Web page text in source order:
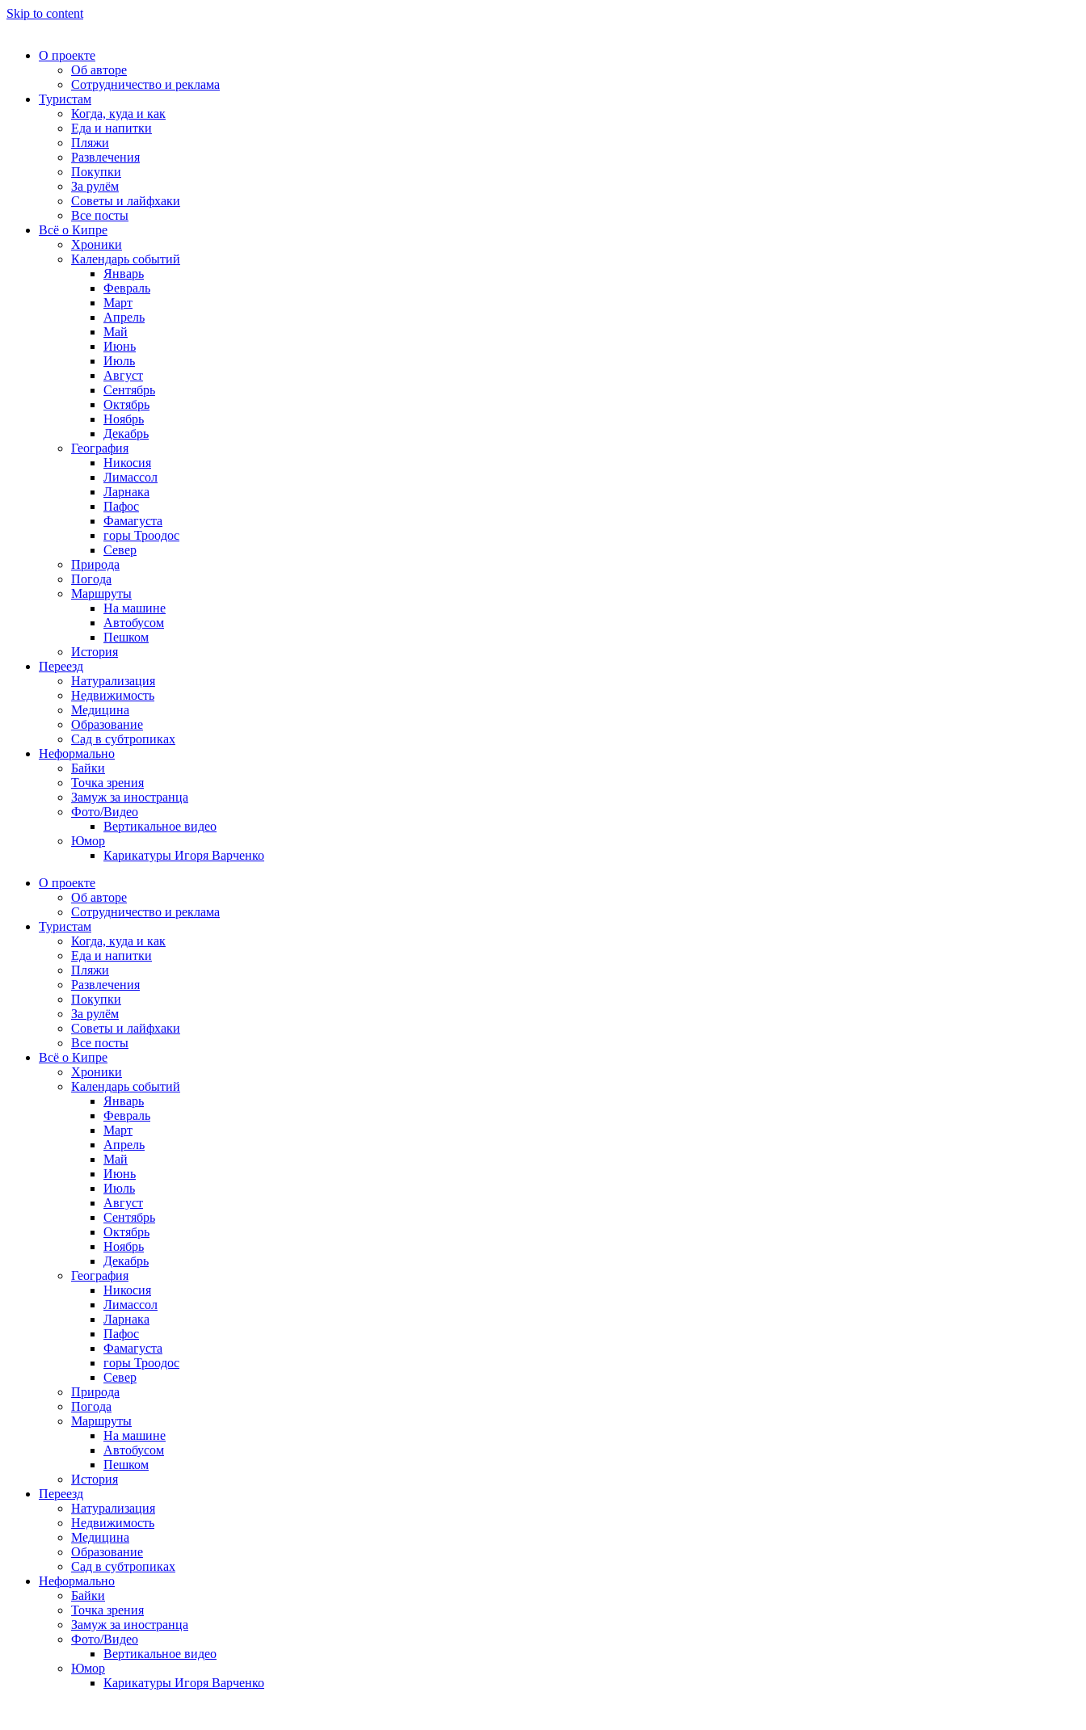
Skip to content
О проекте
Об авторе
Сотрудничество и реклама
Туристам
Когда, куда и как
Еда и напитки
Пляжи
Развлечения
Покупки
За рулём
Советы и лайфхаки
Все посты
Всё о Кипре
Хроники
Календарь событий
Январь
Февраль
Март
Апрель
Май
Июнь
Июль
Август
Сентябрь
Октябрь
Ноябрь
Декабрь
География
Никосия
Лимассол
Ларнака
Пафос
Фамагуста
горы Троодос
Север
Природа
Погода
Маршруты
На машине
Автобусом
Пешком
История
Переезд
Натурализация
Недвижимость
Медицина
Образование
Сад в субтропиках
Неформально
Байки
Точка зрения
Замуж за иностранца
Фото/Видео
Вертикальное видео
Юмор
Карикатуры Игоря Варченко
О проекте
Об авторе
Сотрудничество и реклама
Туристам
Когда, куда и как
Еда и напитки
Пляжи
Развлечения
Покупки
За рулём
Советы и лайфхаки
Все посты
Всё о Кипре
Хроники
Календарь событий
Январь
Февраль
Март
Апрель
Май
Июнь
Июль
Август
Сентябрь
Октябрь
Ноябрь
Декабрь
География
Никосия
Лимассол
Ларнака
Пафос
Фамагуста
горы Троодос
Север
Природа
Погода
Маршруты
На машине
Автобусом
Пешком
История
Переезд
Натурализация
Недвижимость
Медицина
Образование
Сад в субтропиках
Неформально
Байки
Точка зрения
Замуж за иностранца
Фото/Видео
Вертикальное видео
Юмор
Карикатуры Игоря Варченко